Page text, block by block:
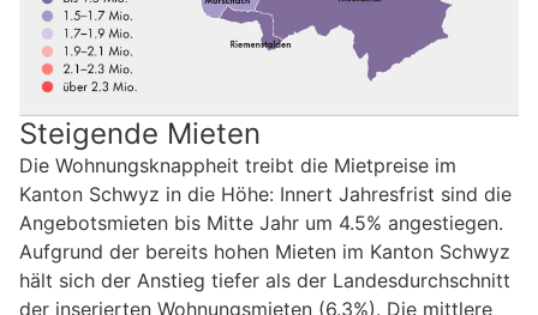
Steigende Mieten
Die Wohnungsknappheit treibt die Mietpreise im
Kanton Schwyz in die Höhe: Innert Jahresfrist sind die
Angebotsmieten bis Mitte Jahr um 4.5% angestiegen.
Aufgrund der bereits hohen Mieten im Kanton Schwyz
hält sich der Anstieg tiefer als der Landesdurchschnitt
der inserierten Wohnungsmieten (6.3%). Die mittlere